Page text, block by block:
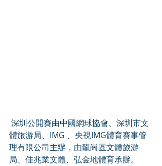
體旅游局、IMG 、央視IMG體育賽事管
理有限公司主辦，由龍崗區文體旅游
局、佳兆業文體、弘金地體育承辦。